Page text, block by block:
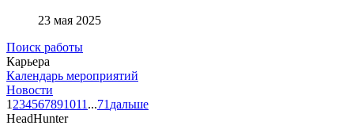
23 мая 2025
Поиск работы
Карьера
Календарь мероприятий
Новости
1 234567891011 ...71 дальше
HeadHunter